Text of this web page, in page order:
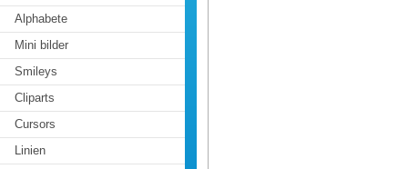
Alphabete
Mini bilder
Smileys
Cliparts
Cursors
Linien